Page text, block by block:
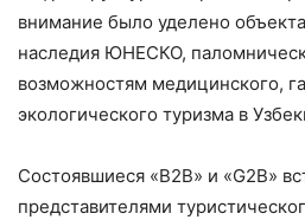
внимание было уделено
наследия ЮНЕСКО,
возможностям медицинского,
экологического туризма в
Состоявшиеся «B2B» и «G2B»
представителями